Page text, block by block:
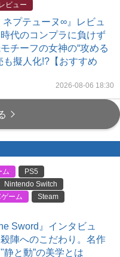
ビュー
ネプテューヌ∞』レビュ
代のコンプラに負けず
チーフの女神の“攻める
も擬人化!?【おすすめ
2026-08-06 18:30
ム
PS5
Nintendo Switch
ゲーム
Steam
Sword』インタビュ
陣へのこだわり。名作
と動”の美学とは